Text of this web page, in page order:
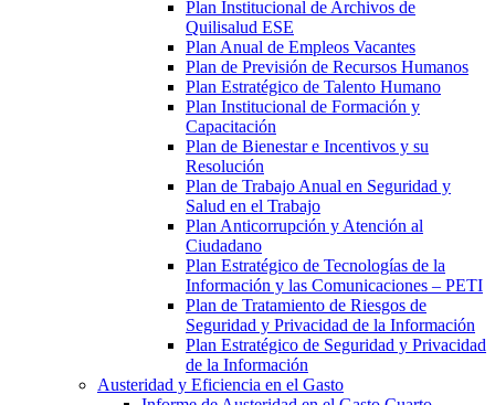
Plan Institucional de Archivos de
Quilisalud ESE
Plan Anual de Empleos Vacantes
Plan de Previsión de Recursos Humanos
Plan Estratégico de Talento Humano
Plan Institucional de Formación y
Capacitación
Plan de Bienestar e Incentivos y su
Resolución
Plan de Trabajo Anual en Seguridad y
Salud en el Trabajo
Plan Anticorrupción y Atención al
Ciudadano
Plan Estratégico de Tecnologías de la
Información y las Comunicaciones – PETI
Plan de Tratamiento de Riesgos de
Seguridad y Privacidad de la Información
Plan Estratégico de Seguridad y Privacidad
de la Información
Austeridad y Eficiencia en el Gasto